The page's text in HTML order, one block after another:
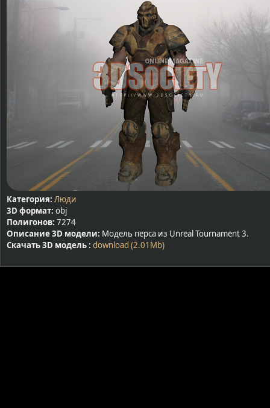
Категория: Люди
3D формат: obj
Полигонов: 7274
Описание 3D модели: Модель перса из Unreal Tournament 3.
Скачать 3D модель : download (2.01Mb)